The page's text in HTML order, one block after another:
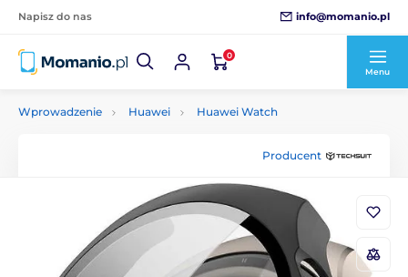
Napisz do nas info@momanio.pl
0
Menu
Wprowadzenie Huawei Huawei Watch
Producent